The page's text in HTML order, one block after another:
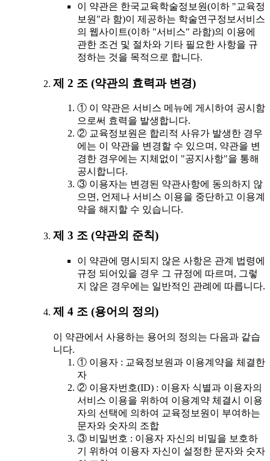
이 약관은 한국교육학술정보원(이하 "교육정
보원"라 함)이 제공하는 학술연구정보서비스
의 웹사이트(이하 "서비스" 라함)의 이용에
관한 조건 및 절차와 기타 필요한 사항을 규
정하는 것을 목적으로 합니다.
제 2 조 (약관의 효력과 변경)
① 이 약관은 서비스 메뉴에 게시하여 공시함
으로써 효력을 발생합니다.
② 교육정보원은 합리적 사유가 발생한 경우
에는 이 약관을 변경할 수 있으며, 약관을 변
경한 경우에는 지체없이 "공지사항"을 통해
공시합니다.
③ 이용자는 변경된 약관사항에 동의하지 않
으면, 언제나 서비스 이용을 중단하고 이용계
약을 해지할 수 있습니다.
제 3 조 (약관외 준칙)
이 약관에 명시되지 않은 사항은 관계 법령에
규정 되어있을 경우 그 규정에 따르며, 그렇
지 않은 경우에는 일반적인 관례에 따릅니다.
제 4 조 (용어의 정의)
이 약관에서 사용하는 용어의 정의는 다음과 같습
니다.
① 이용자 : 교육정보원과 이용계약을 체결한
자
② 이용자번호(ID) : 이용자 식별과 이용자의
서비스 이용을 위하여 이용계약 체결시 이용
자의 선택에 의하여 교육정보원이 부여하는
문자와 숫자의 조합
③ 비밀번호 : 이용자 자신의 비밀을 보호하
기 위하여 이용자 자신이 설정한 문자와 숫자